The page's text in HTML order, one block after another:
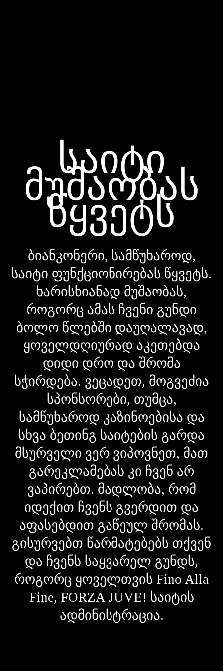
საიტი
მუშაობას
წყვეტს
ბიანკონერი, სამწუხაროდ,
საიტი ფუნქციონირებას წყვეტს.
ხარისხიანად მუშაობას,
როგორც ამას ჩვენი გუნდი
ბოლო წლებში დაუღალავად,
ყოველდღიურად აკეთებდა
დიდი დრო და შრომა
სჭირდება. ვეცადეთ, მოგვეძია
სპონსორები, თუმცა,
სამწუხაროდ კაზინოებისა და
სხვა ბეთინგ საიტების გარდა
მსურველი ვერ ვიპოვნეთ, მათ
გარეკლამებას კი ჩვენ არ
ვაპირებთ. მადლობა, რომ
იდექით ჩვენს გვერდით და
აფასებდით გაწეულ შრომას.
გისურვებთ წარმატებებს თქვენ
და ჩვენს საყვარელ გუნდს,
როგორც ყოველთვის Fino Alla
Fine, FORZA JUVE! საიტის
ადმინისტრაცია.